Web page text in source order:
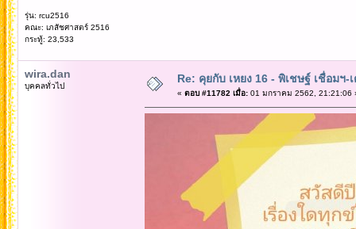
รุ่น: rcu2516
คณะ: เภสัชศาสตร์ 2516
กระทู้: 23,533
wira.dan
บุคคลทั่วไป
Re: คุยกับ เหยง 16 - พิเชษฐ์ เชื่อมฯ
« ตอบ #11782 เมื่อ:01 มกราคม 2562, 21:21:06